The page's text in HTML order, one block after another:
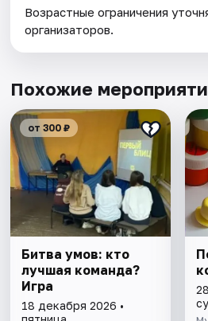
Возрастные ограничения
организаторов.
Похожие
от 300 ₽
Битва умов: кто
лучшая команда?
Игра
18 декабря 2026 •